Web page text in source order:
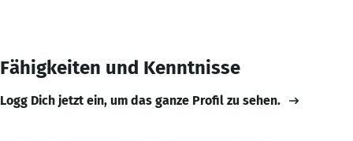
Fähigkeiten und Kenntnisse
Logg Dich jetzt ein, um das ganze Profil zu sehen.